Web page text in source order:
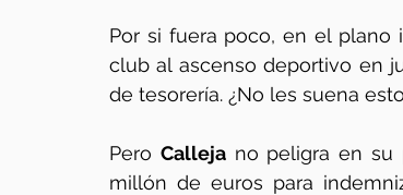
Por si fuera poco, en el plano
club al ascenso deportivo en
de tesorería. ¿No les suena
Pero Calleja no peligra en su
millón de euros para